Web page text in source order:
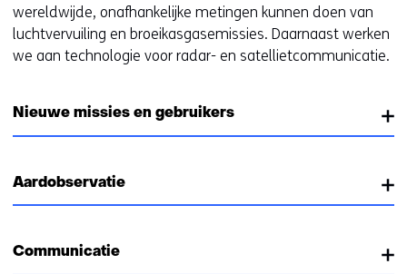
wereldwijde, onafhankelijke metingen kunnen doen van
luchtvervuiling en broeikasgasemissies. Daarnaast werken
we aan technologie voor radar- en satellietcommunicatie.
Nieuwe missies en gebruikers
Aardobservatie
Communicatie